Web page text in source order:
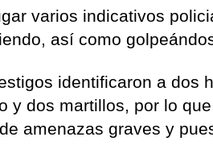
varios indicativos
así como
identificaron a dos
y dos martillos, por lo
amenazas graves y